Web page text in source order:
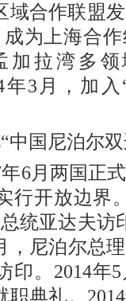
域合作联盟
为上海合
加拉湾多
年3月，加
中国尼泊尔
6月两国正
行开放边界
统亚达夫访
，尼泊尔总
印。2014年
职典礼。